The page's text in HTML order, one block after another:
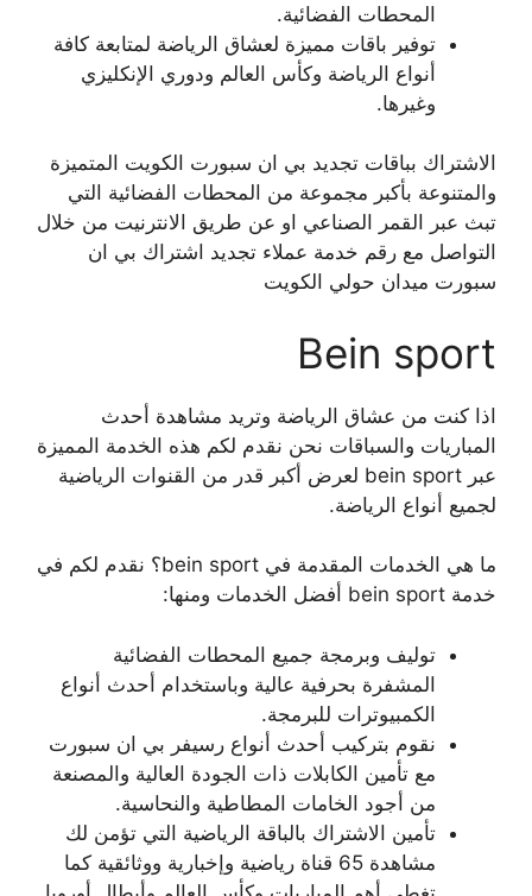
المحطات الفضائية.
توفير باقات مميزة لعشاق الرياضة لمتابعة كافة
أنواع الرياضة وكأس العالم ودوري الإنكليزي
وغيرها.
الاشتراك بباقات تجديد بي ان سبورت الكويت المتميزة
والمتنوعة بأكبر مجموعة من المحطات الفضائية التي
تبث عبر القمر الصناعي او عن طريق الانترنيت من خلال
التواصل مع رقم خدمة عملاء تجديد اشتراك بي ان
سبورت ميدان حولي الكويت
Bein sport
اذا كنت من عشاق الرياضة وتريد مشاهدة أحدث
المباريات والسباقات نحن نقدم لكم هذه الخدمة المميزة
عبر bein sport لعرض أكبر قدر من القنوات الرياضية
لجميع أنواع الرياضة.
ما هي الخدمات المقدمة في bein sport؟ نقدم لكم في
خدمة bein sport أفضل الخدمات ومنها:
توليف وبرمجة جميع المحطات الفضائية
المشفرة بحرفية عالية وباستخدام أحدث أنواع
الكمبيوترات للبرمجة.
نقوم بتركيب أحدث أنواع رسيفر بي ان سبورت
مع تأمين الكابلات ذات الجودة العالية والمصنعة
من أجود الخامات المطاطية والنحاسية.
تأمين الاشتراك بالباقة الرياضية التي تؤمن لك
مشاهدة 65 قناة رياضية وإخبارية ووثائقية كما